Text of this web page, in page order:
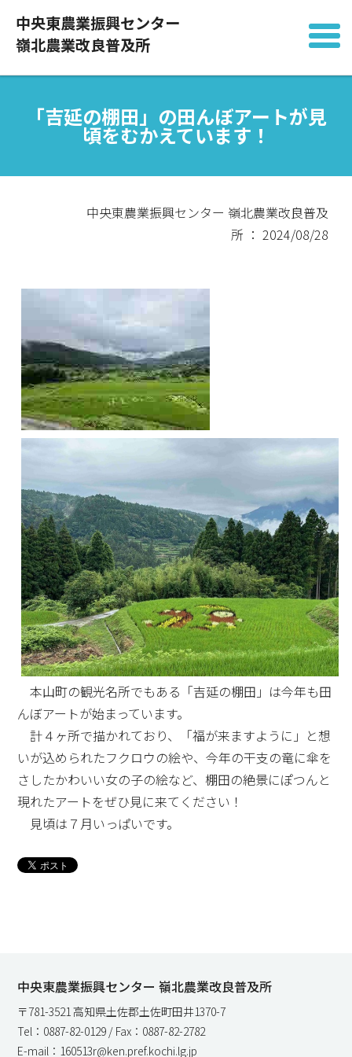
中央東農業振興センター
嶺北農業改良普及所
「吉延の棚田」の田んぼアートが見
頃をむかえています！
中央東農業振興センター 嶺北農業改良普及
所 ： 2024/08/28
本山町の観光名所でもある「吉延の棚田」は今年も田
んぼアートが始まっています。
計４ヶ所で描かれており、「福が来ますように」と想
いが込められたフクロウの絵や、今年の干支の竜に傘を
さしたかわいい女の子の絵など、棚田の絶景にぽつんと
現れたアートをぜひ見に来てください！
見頃は７月いっぱいです。
中央東農業振興センター 嶺北農業改良普及所
〒781-3521 高知県土佐郡土佐町田井1370-7
Tel：0887-82-0129 / Fax：0887-82-2782
E-mail：160513r@ken.pref.kochi.lg.jp